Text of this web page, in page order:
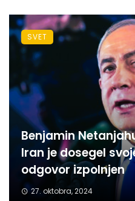
Benjamin
Iran je dosegel
odgovor izpolnjen
27. oktobra, 2024
SVET